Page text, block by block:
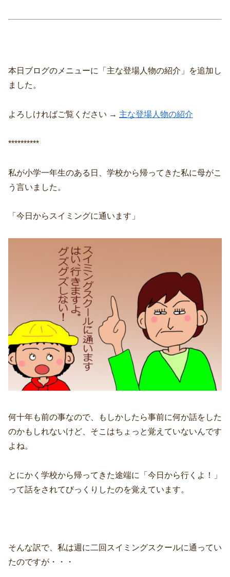
本日ブログのメニューに「主な登場人物の紹介」を追加し
ました。
よろしければご覧ください → 主な登場人物の紹介
**********
私が小学一年生のある日、学校から帰ってきた私に母がこ
う言いました。
「今日からスイミングに通います」
何十年も前の事なので、もしかしたら事前に何か話をした
のかもしれないけど、そこはちょっと覚えていないんです
よね。
とにかく学校から帰ってきた途端に「今日から行くよ！」
って話をされてびっくりしたのを覚えています。
そんな訳で、私は週に二回スイミングスクールに通ってい
たのですが・・・